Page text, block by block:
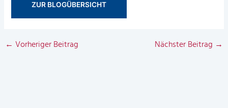
ZUR BLOGÜBERSICHT
← Vorheriger Beitrag Nächster Beitrag →